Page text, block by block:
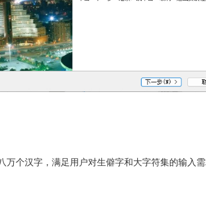
个汉字，满足用户对生僻字和大字符集的输入需